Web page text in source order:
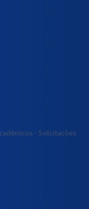
- Solicitações